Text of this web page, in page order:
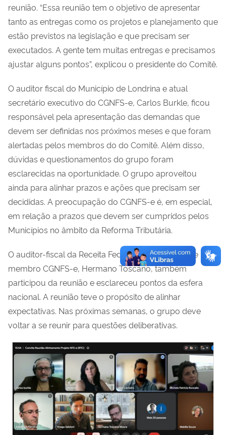
reunião. “Essa reunião tem o objetivo de apresentar
tanto as entregas como os projetos e planejamento que
estão previstos na legislação e que precisam ser
executados. A gente tem muitas entregas e precisamos
ajustar alguns pontos”, explicou o presidente do Comitê.
O auditor fiscal do Município de Londrina e atual
secretário executivo do CGNFS-e, Carlos Burkle, ficou
responsável pela apresentação das demandas que
devem ser definidas nos próximos meses e que foram
alertadas pelos membros do do Comitê. Além disso,
dúvidas e questionamentos do grupo foram
esclarecidas na oportunidade. O grupo aproveitou
ainda para alinhar prazos e ações que precisam ser
decididas. A preocupação do CGNFS-e é, em especial,
em relação a prazos que devem ser cumpridos pelos
Municípios no âmbito da Reforma Tributária.
O auditor-fiscal da Receita Federal do Brasil (RFB) e
membro CGNFS-e, Hermano Toscano, também
participou da reunião e esclareceu pontos da esfera
nacional. A reunião teve o propósito de alinhar
expectativas. Nas próximas semanas, o grupo deve
voltar a se reunir para questões deliberativas.